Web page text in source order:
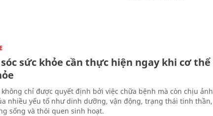
sức khỏe cần thực hiện ngay khi cơ thể
không chỉ được quyết định bởi việc chữa bệnh mà còn chịu ảnh
nhiều yếu tố như dinh dưỡng, vận động, trạng thái tinh thần,
sống và thói quen sinh hoạt.